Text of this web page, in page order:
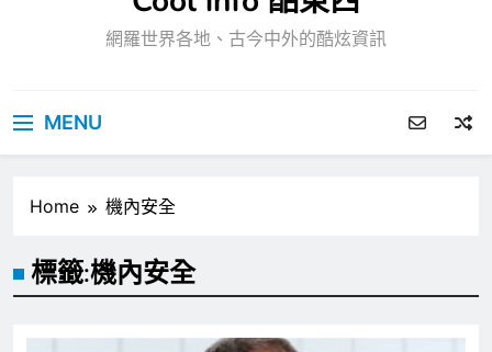
網羅世界各地、古今中外的酷炫資訊
MENU
Home 機內安全
標籤:機內安全